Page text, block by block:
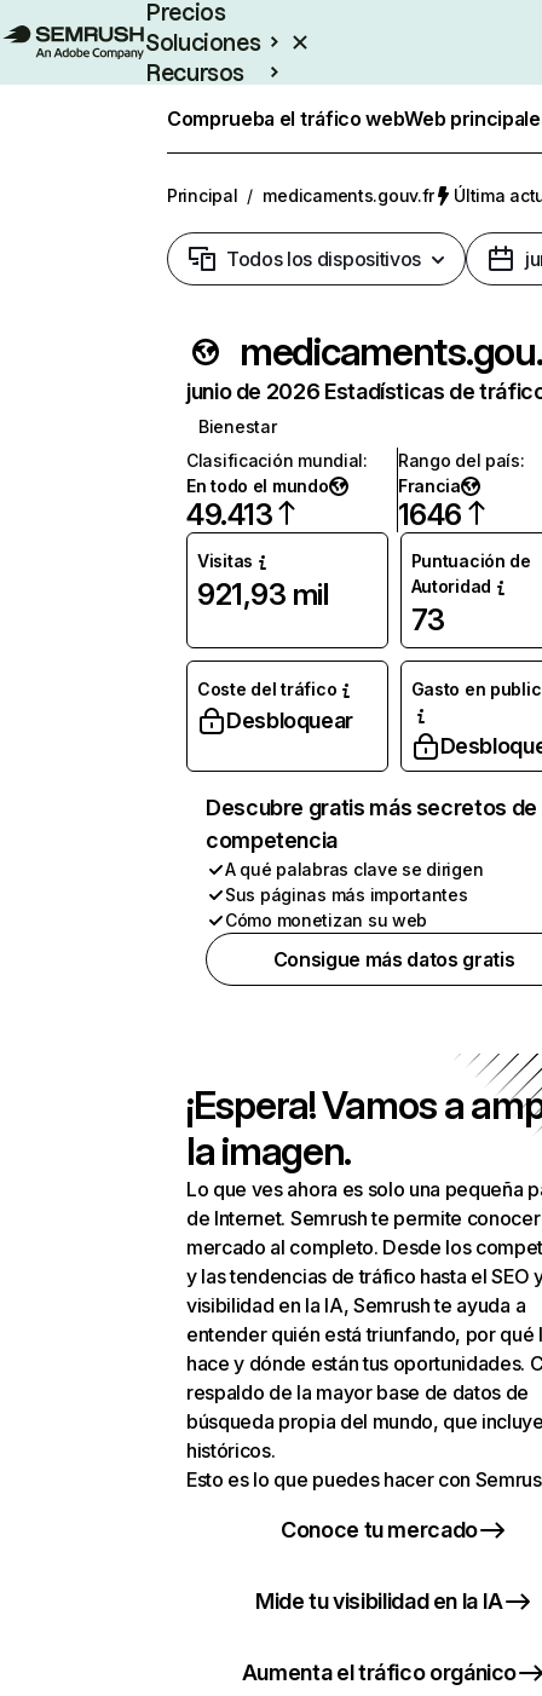
Precios
Soluciones
Recursos
Comprueba el tráfico webWeb
Principal / medicaments.gouv.fr Última
Todos los dispositivos
junio de 2026 Estadísticas de
Bienestar
Clasificación mundial:
En todo el mundo
49.413
Rango del país:
Francia
1646
Visitas
921,93 mil
Puntuación de
Autoridad
73
Coste del tráfico
Desbloquear
Gasto en
Descubre gratis más secretos de
competencia
A qué palabras clave se dirigen
Sus páginas más importantes
Cómo monetizan su web
Consigue más datos gratis
¡Espera! Vamos a
la imagen.
Lo que ves ahora es solo una pequeña
de Internet. Semrush te permite
mercado al completo. Desde los
y las tendencias de tráfico hasta el SEO
visibilidad en la IA, Semrush te ayuda a
entender quién está triunfando, por qué
hace y dónde están tus oportunidades.
respaldo de la mayor base de datos de
búsqueda propia del mundo, que
históricos.
Esto es lo que puedes hacer con
Conoce tu mercado
Mide tu visibilidad en la IA
Aumenta el tráfico orgánico